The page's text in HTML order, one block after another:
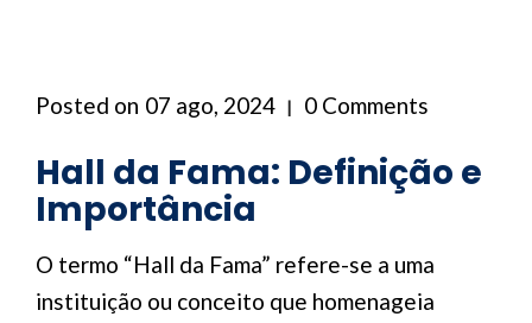
Posted on 07 ago, 2024 0 Comments
Hall da Fama: Definição e
Importância
O termo “Hall da Fama” refere-se a uma
instituição ou conceito que homenageia